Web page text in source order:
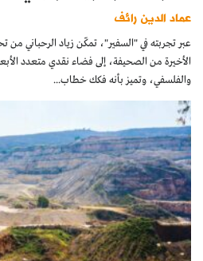
عماد الدين رائف
عبر تجربته في "السفير"، تمكّن زياد الرحباني من
الأخيرة من الصحيفة، إلى فضاء نقدي متعدد
والفلسفي، وتميز بأنه فكك خطاب...